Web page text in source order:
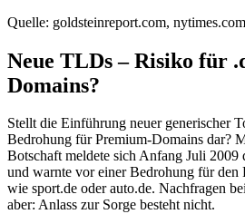
Quelle: goldsteinreport.com, nytimes.com
Neue TLDs – Risiko für
Domains?
Stellt die Einführung neuer generischer
Bedrohung für Premium-Domains dar?
Botschaft meldete sich Anfang Juli 2009
und warnte vor einer Bedrohung für den
wie sport.de oder auto.de. Nachfragen
aber: Anlass zur Sorge besteht nicht.